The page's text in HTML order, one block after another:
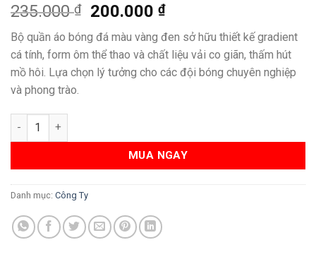
235.000₫
Giá
gốc
là:
235.000 ₫.
200.000₫Giá
hiện
tại
là:
200.000 ₫.
Bộ quần áo bóng đá màu vàng đen sở hữu thiết kế gradient
cá tính, form ôm thể thao và chất liệu vải co giãn, thấm hút
mồ hôi. Lựa chọn lý tưởng cho các đội bóng chuyên nghiệp
và phong trào.
Áo bóng đá màu vàng đen - Thiết kế nổi bật cùng logo Viettel
MUA NGAY
Danh mục: Công Ty